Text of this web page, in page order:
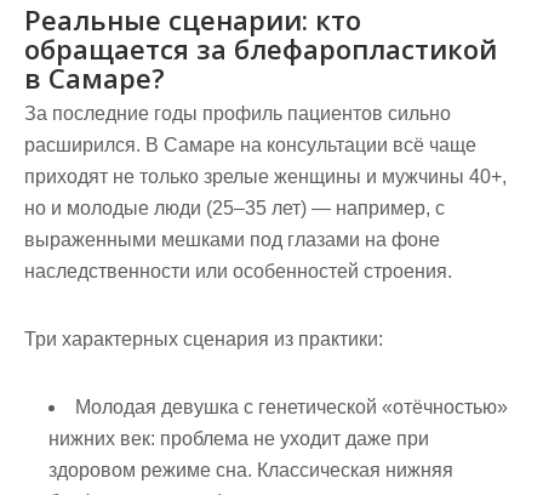
Реальные сценарии: кто
обращается за блефаропластикой
в Самаре?
За последние годы профиль пациентов сильно
расширился. В Самаре на консультации всё чаще
приходят не только зрелые женщины и мужчины 40+,
но и молодые люди (25–35 лет) — например, с
выраженными мешками под глазами на фоне
наследственности или особенностей строения.
Три характерных сценария из практики:
Молодая девушка с генетической «отёчностью»
нижних век: проблема не уходит даже при
здоровом режиме сна. Классическая нижняя